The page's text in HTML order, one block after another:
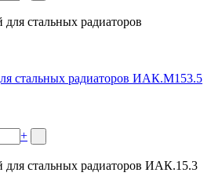
стальных радиаторов ИАК.М153.5
+